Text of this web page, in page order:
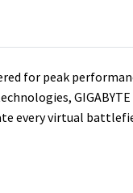
for peak
every virtual